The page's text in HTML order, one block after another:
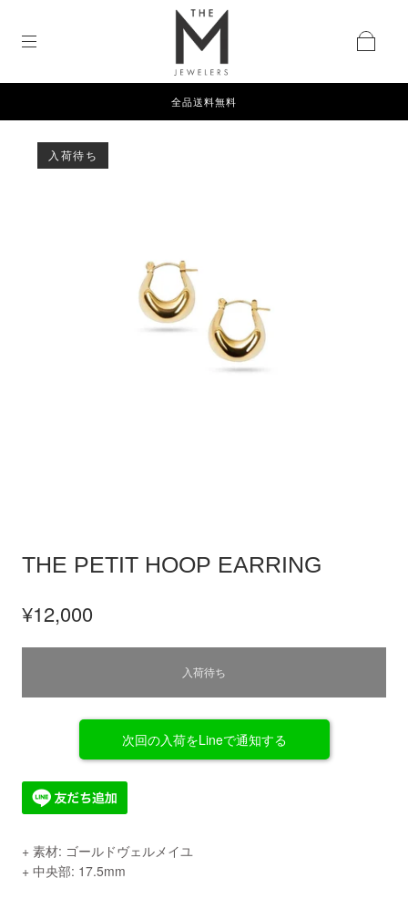
全品送料無料
入荷待ち
THE PETIT HOOP EARRING
¥12,000
入荷待ち
次回の入荷をLineで通知する
+ 素材: ゴールドヴェルメイユ
+ 中央部: 17.5mm